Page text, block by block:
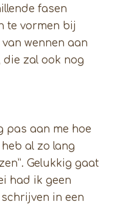
fasen
te vormen bij
wennen aan
die zal ook nog
pas aan me hoe
al zo lang
Gelukkig gaat
had ik geen
in een